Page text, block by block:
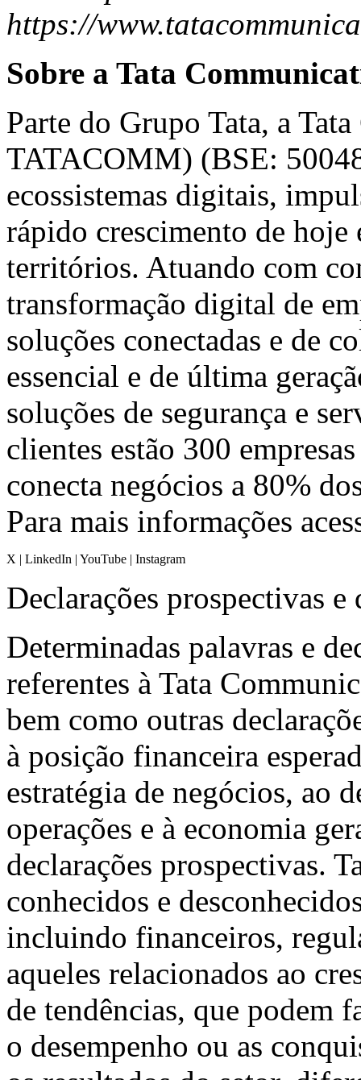
https://
Sobre a Tata
Parte do Grupo Tata, a
TATACOMM) (BSE:
ecossistemas digitais,
rápido crescimento de hoje
territórios. Atuando com
transformação digital de
soluções conectadas e de
essencial e de última
soluções de segurança e
clientes estão 300
conecta negócios a 80%
Para mais informações
X | LinkedIn | YouTube | Instagram
Declarações prospectivas e
Determinadas palavras e
referentes à Tata
bem como outras
à posição financeira
estratégia de negócios, ao
operações e à economia
declarações prospectivas.
conhecidos e
incluindo financeiros,
aqueles relacionados ao
de tendências, que podem
o desempenho ou as